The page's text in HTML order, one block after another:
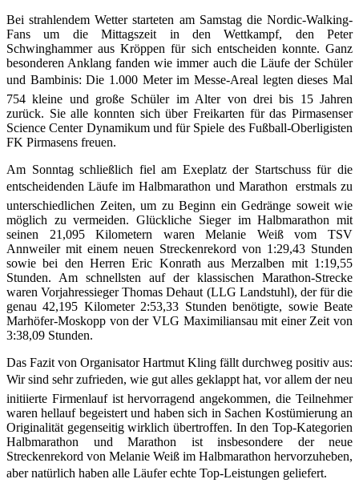
Bei strahlendem Wetter starteten am Samstag die Nordic-Walking-
Fans um die Mittagszeit in den Wettkampf, den Peter
Schwinghammer aus Kröppen für sich entscheiden konnte. Ganz
besonderen Anklang fanden wie immer auch die Läufe der Schüler
und Bambinis: Die 1.000 Meter im Messe-Areal legten dieses Mal
754 kleine und große Schüler im Alter von drei bis 15 Jahren
zurück. Sie alle konnten sich über Freikarten für das Pirmasenser
Science Center Dynamikum und für Spiele des Fußball-Oberligisten
FK Pirmasens freuen.
Am Sonntag schließlich fiel am Exeplatz der Startschuss für die
entscheidenden Läufe im Halbmarathon und Marathon  erstmals zu
unterschiedlichen Zeiten, um zu Beginn ein Gedränge soweit wie
möglich zu vermeiden. Glückliche Sieger im Halbmarathon mit
seinen 21,095 Kilometern waren Melanie Weiß vom TSV
Annweiler mit einem neuen Streckenrekord von 1:29,43 Stunden
sowie bei den Herren Eric Konrath aus Merzalben mit 1:19,55
Stunden. Am schnellsten auf der klassischen Marathon-Strecke
waren Vorjahressieger Thomas Dehaut (LLG Landstuhl), der für die
genau 42,195 Kilometer 2:53,33 Stunden benötigte, sowie Beate
Marhöfer-Moskopp von der VLG Maximiliansau mit einer Zeit von
3:38,09 Stunden.
Das Fazit von Organisator Hartmut Kling fällt durchweg positiv aus:
Wir sind sehr zufrieden, wie gut alles geklappt hat, vor allem der neu
initiierte Firmenlauf ist hervorragend angekommen, die Teilnehmer
waren hellauf begeistert und haben sich in Sachen Kostümierung an
Originalität gegenseitig wirklich übertroffen. In den Top-Kategorien
Halbmarathon und Marathon ist insbesondere der neue
Streckenrekord von Melanie Weiß im Halbmarathon hervorzuheben,
aber natürlich haben alle Läufer echte Top-Leistungen geliefert.